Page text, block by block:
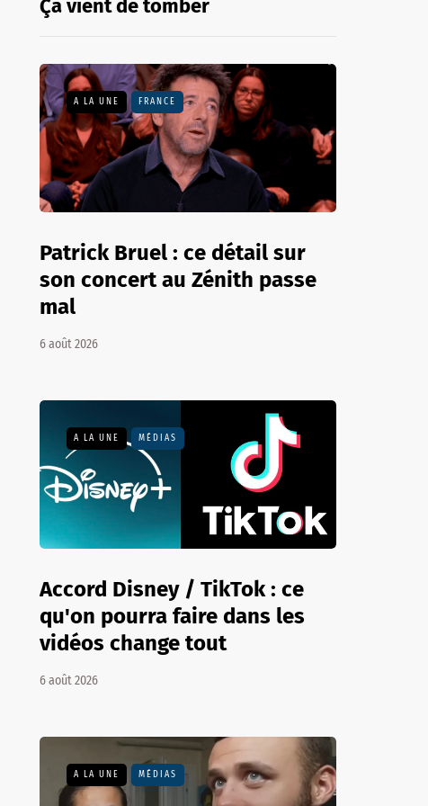
Ça vient de tomber
A LA UNE FRANCE
Patrick Bruel : ce détail sur
son concert au Zénith passe
mal
6 août 2026
A LA UNE MÉDIAS
Accord Disney / TikTok : ce
qu'on pourra faire dans les
vidéos change tout
6 août 2026
A LA UNE MÉDIAS